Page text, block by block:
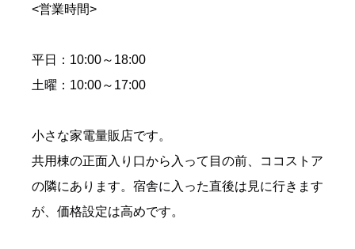
<営業時間>
平日：10:00～18:00
土曜：10:00～17:00
小さな家電量販店です。
共用棟の正面入り口から入って目の前、ココストア
の隣にあります。宿舎に入った直後は見に行きます
が、価格設定は高めです。